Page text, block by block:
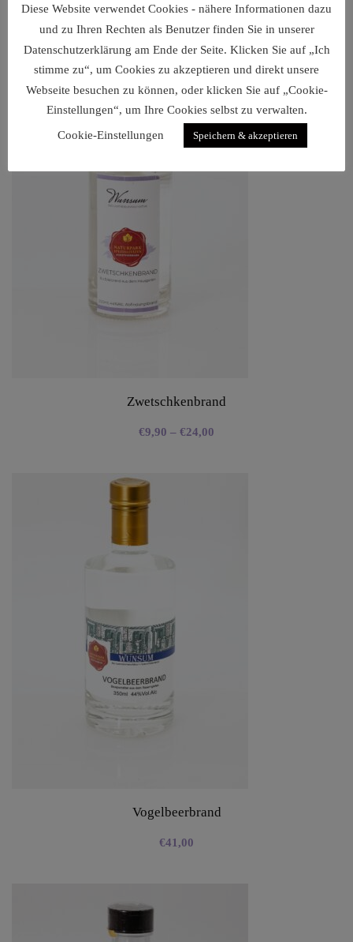
Zwetschkenbrand
€9,90 – €24,00
Vogelbeerbrand
€41,00
Diese Website verwendet Cookies - nähere Informationen dazu
und zu Ihren Rechten als Benutzer finden Sie in unserer
Datenschutzerklärung am Ende der Seite. Klicken Sie auf „Ich
stimme zu“, um Cookies zu akzeptieren und direkt unsere
Webseite besuchen zu können, oder klicken Sie auf „Cookie-
Einstellungen“, um Ihre Cookies selbst zu verwalten.
Cookie-Einstellungen
Speichern & akzeptieren